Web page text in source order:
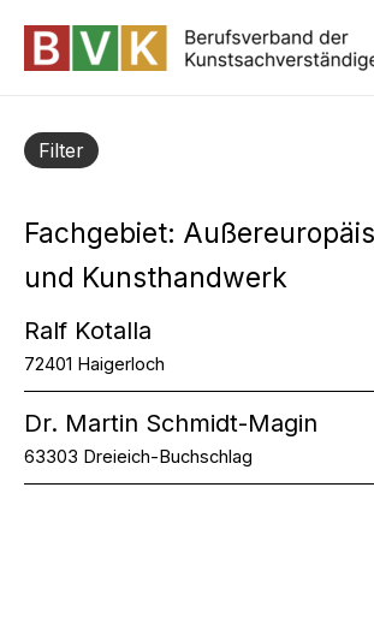
Inhalt
springen
Filter
Fachgebiet:
und Kunsthandwerk
Ralf Kotalla
72401 Haigerloch
Dr. Martin Schmidt-Magin
63303 Dreieich-Buchschlag